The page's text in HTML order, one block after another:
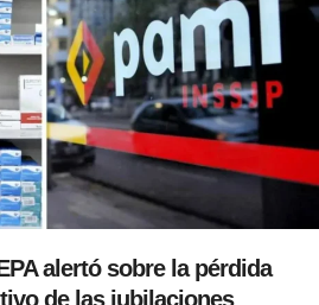
alertó sobre la pérdida
de las jubilaciones